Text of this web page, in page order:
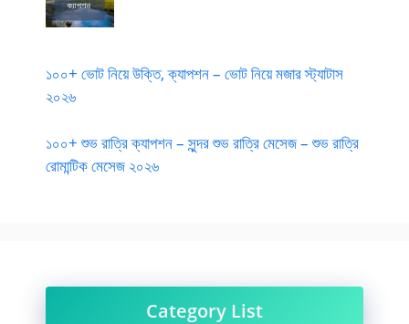
১০০+ ভোট নিয়ে উক্তি, ক্যাপশন – ভোট নিয়ে মজার স্ট্যাটাস
২০২৬
১০০+ শুভ রাত্রি ক্যাপশন – সুন্দর শুভ রাত্রি মেসেজ – শুভ রাত্রি
রোমান্টিক মেসেজ ২০২৬
Category List